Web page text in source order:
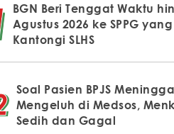
BGN Beri Tenggat Waktu
Agustus 2026 ke SPPG
Kantongi SLHS
Soal Pasien BPJS
Mengeluh di Medsos,
Sedih dan Gagal